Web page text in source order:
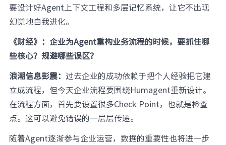
要设计好Agent上下文工程和多层记忆系统，让它不出现
幻觉地自我进化。
《财经》：企业为Agent重构业务流程的时候，要抓住哪
些核心？规避哪些误区？
浪潮信息彭震： 过去企业的成功依赖于把个人经验把它建
立成流程，但今天企业流程要围绕Humagent重新设计。
在流程方面，首先要设置很多Check Point，也就是检查
点。这可以避免错误的一层层传递。
随着Agent逐渐参与企业运营，数据的重要性也将进一步